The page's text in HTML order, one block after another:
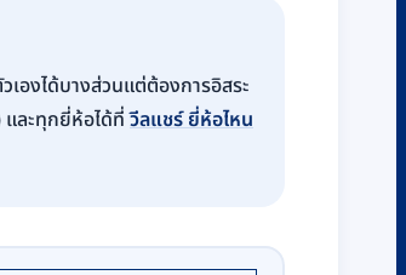
องได้บางส่วนแต่ต้องการอิสระ
และทุกยี่ห้อได้ที่วีลแชร์ ยี่ห้อไหน